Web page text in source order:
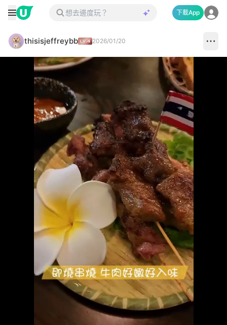
下載App
thisisjeffreybb 2026/01/20